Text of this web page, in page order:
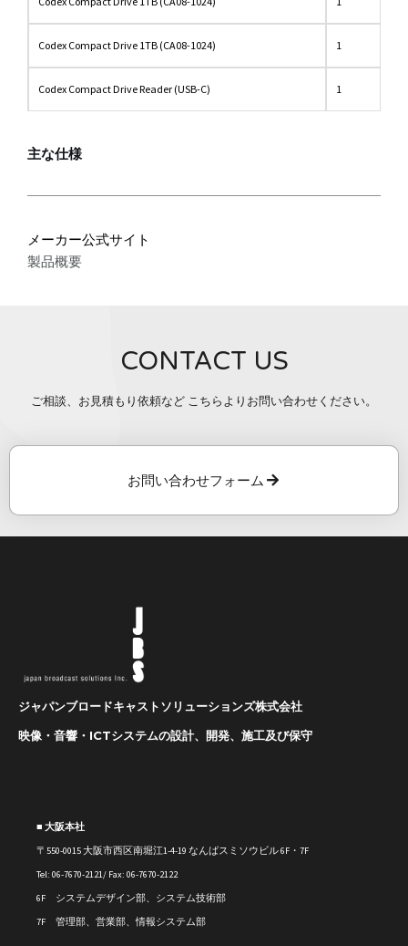
Codex Compact Drive 1TB (CA08-1024) 1
Codex Compact Drive Reader (USB-C) 1
主な仕様
メーカー公式サイト
製品概要
CONTACT US
ご相談、お見積もり依頼など こちらよりお問い合わせください。
お問い合わせフォーム
ジャパンブロードキャストソリューションズ株式会社
映像・音響・ICTシステムの設計、開発、施工及び保守
■ 大阪本社
〒550-0015 大阪市西区南堀江1-4-19 なんばスミソウビル 6F・7F
Tel: 06-7670-2121/ Fax: 06-7670-2122
6F システムデザイン部、システム技術部
7F 管理部、営業部、情報システム部